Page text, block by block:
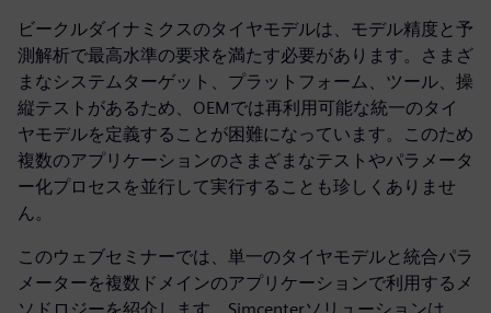
ビークルダイナミクスのタイヤモデルは、モデル精度と予
測解析で最高水準の要求を満たす必要があります。さまざ
まなシステムターゲット、プラットフォーム、ツール、操
縦テストがあるため、OEMでは再利用可能な統一のタイ
ヤモデルを定義することが困難になっています。このため
複数のアプリケーションのさまざまなテストやパラメータ
ー化プロセスを並行して実行することも珍しくありませ
ん。
このウェブセミナーでは、単一のタイヤモデルと統合パラ
メーターを複数ドメインのアプリケーションで利用するメ
ソドロジーを紹介します。Simcenterソリューションは、